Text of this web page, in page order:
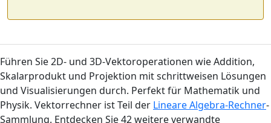
Führen Sie 2D- und 3D-Vektoroperationen wie Addition,
Skalarprodukt und Projektion mit schrittweisen Lösungen
und Visualisierungen durch. Perfekt für Mathematik und
Physik. Vektorrechner ist Teil der Lineare Algebra-Rechner-
Sammlung. Entdecken Sie 42 weitere verwandte